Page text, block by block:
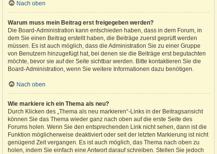
Nach oben
Warum muss mein Beitrag erst freigegeben werden?
Die Board-Administration kann entschieden haben, dass in dem Forum, in
dem Sie einen Beitrag erstellt haben, die Beiträge zuerst geprüft werden
müssen. Es ist auch möglich, dass die Administration Sie zu einer Gruppe
von Benutzern hinzugefügt hat, bei denen sie die Beiträge erst begutachten
möchte, bevor sie auf der Seite sichtbar werden. Bitte kontaktieren Sie die
Board-Administration, wenn Sie weitere Informationen dazu benötigen.
Nach oben
Wie markiere ich ein Thema als neu?
Durch Klicken des „Thema als neu markieren“-Links in der Beitragsansicht
können Sie das Thema wieder ganz nach oben auf die erste Seite des
Forums holen. Wenn Sie den entsprechenden Link nicht sehen, dann ist die
Funktion möglicherweise deaktiviert oder seit der letzten Markierung ist nicht
genügend Zeit vergangen. Es ist auch möglich, das Thema nach oben zu
holen, indem Sie einfach eine Antwort darauf schreiben. Stellen Sie jedoch